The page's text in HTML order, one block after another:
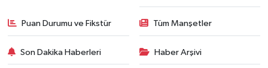
Puan Durumu ve Fikstür Tüm Manşetler
Son Dakika Haberleri Haber Arşivi